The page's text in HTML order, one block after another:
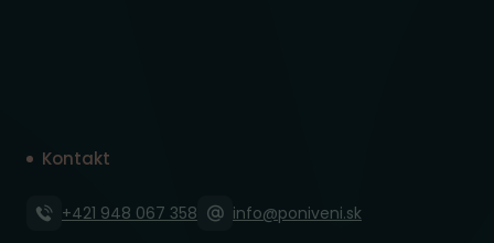
Kontakt
+421 948 067 358 info@poniveni.sk